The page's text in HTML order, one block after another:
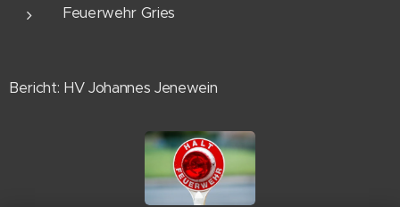
Feuerwehr Gries
Bericht: HV Johannes Jenewein